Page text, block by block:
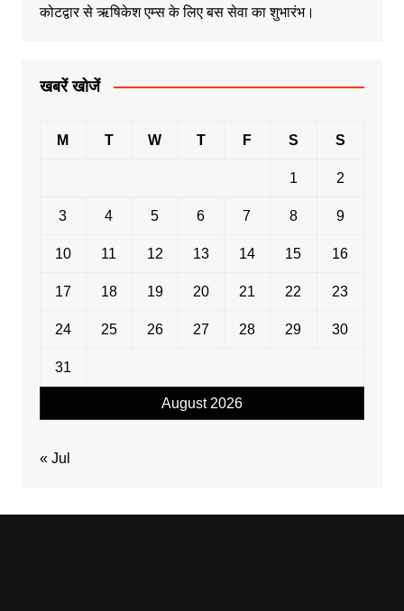
कोटद्वार से ऋषिकेश एम्स के लिए बस सेवा का शुभारंभ।
खबरें खोजें
August 2026
M T W T F S S
1 2
3 4 5 6 7 8 9
10 11 12 13 14 15 16
17 18 19 20 21 22 23
24 25 26 27 28 29 30
31
« Jul